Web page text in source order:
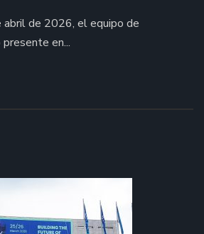
abril de 2026, el equipo de
en...